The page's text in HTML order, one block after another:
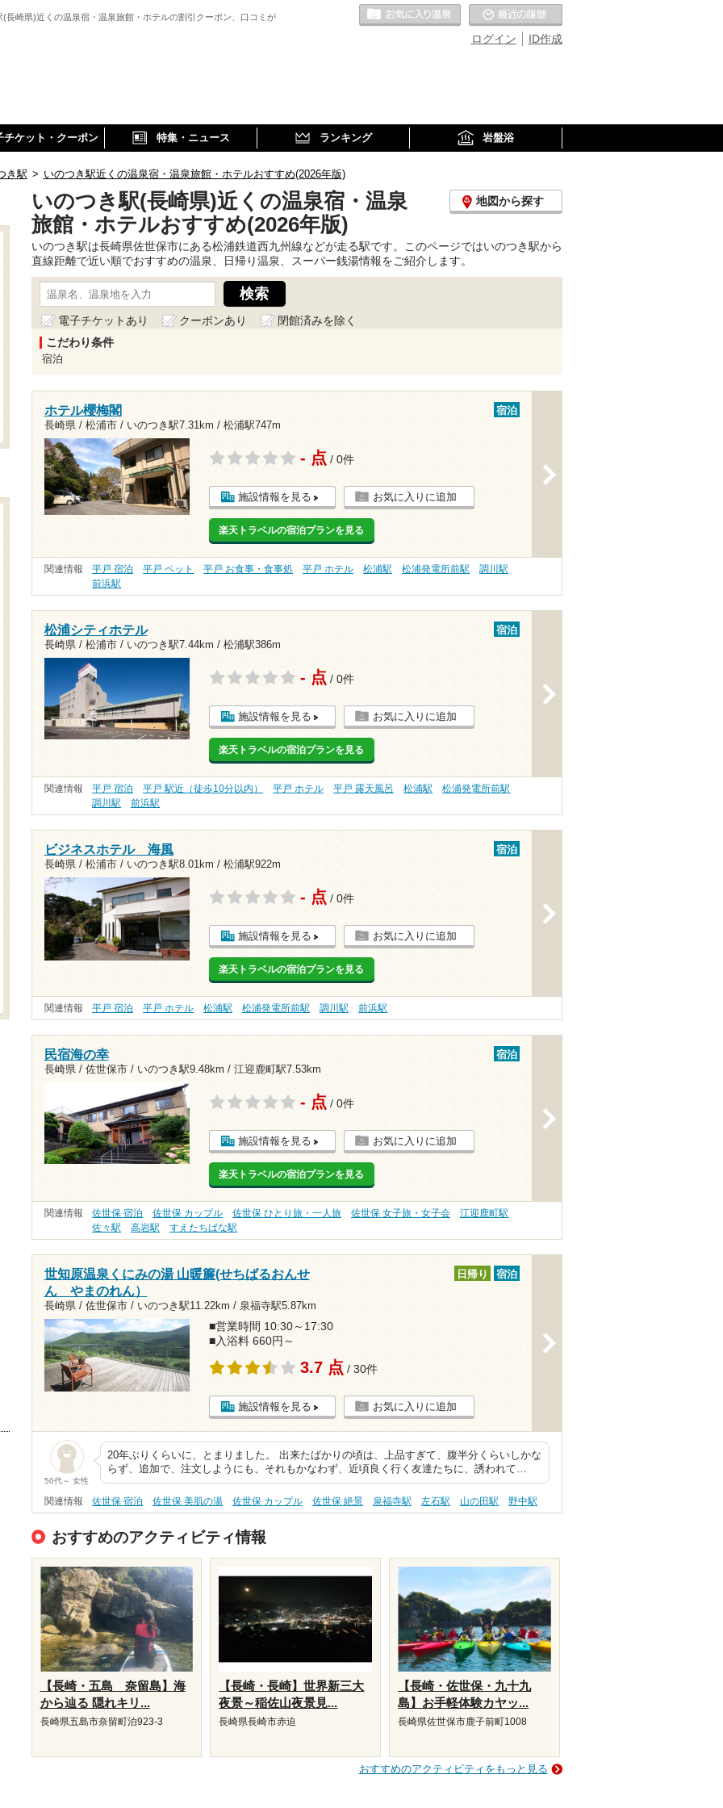
(長崎県)近くの温泉宿・温泉旅館・ホテルの割引クーポン、口コミが
ID作成
ログイン
お気に入りの温泉
チケット・クーポン 特集・ニュース ランキング 岩盤浴
き駅 > いのつき駅近くの温泉宿・温泉旅館・ホテルおすすめ(2026年版)
いのつき駅(長崎県)近くの温泉宿・温泉
旅館・ホテルおすすめ(2026年版)
地図から探す
いのつき駅は長崎県佐世保市にある松浦鉄道西九州線などが走る駅です。このページではいのつき駅から
直線距離で近い順でおすすめの温泉、日帰り温泉、スーパー銭湯情報をご紹介します。
電子チケットあり クーポンあり
閉館済みを除く
こだわり条件
宿泊
ホテル櫻梅閣
長崎県 / 松浦市 / いのつき駅7.31km / 松浦駅747m
宿泊
- 点 / 0件
施設情報を見る お気に入りに追加
楽天トラベルの宿泊プランを見る
関連情報 平戸 宿泊 平戸 ペット 平戸 お食事・食事処 平戸 ホテル 松浦駅 松浦発電所前駅
調川駅
前浜駅
松浦シティホテル
長崎県 / 松浦市 / いのつき駅7.44km / 松浦駅386m
宿泊
- 点 / 0件
施設情報を見る お気に入りに追加
楽天トラベルの宿泊プランを見る
関連情報 平戸 宿泊 平戸 駅近（徒歩10分以内） 平戸 ホテル 平戸 露天風呂 松浦駅
松浦発電所前駅
調川駅
前浜駅
ビジネスホテル 海風
長崎県 / 松浦市 / いのつき駅8.01km / 松浦駅922m
宿泊
- 点 / 0件
施設情報を見る お気に入りに追加
楽天トラベルの宿泊プランを見る
関連情報 平戸 宿泊 平戸 ホテル 松浦駅 松浦発電所前駅 調川駅 前浜駅
民宿海の幸
長崎県 / 佐世保市 / いのつき駅9.48km / 江迎鹿町駅7.53km
宿泊
- 点 / 0件
施設情報を見る お気に入りに追加
楽天トラベルの宿泊プランを見る
関連情報 佐世保 宿泊 佐世保 カップル 佐世保 ひとり旅・一人旅 佐世保 女子旅・女子会
江迎鹿町駅
佐々駅
高岩駅 すえたちばな駅
世知原温泉くにみの湯 山暖簾(せちばるおんせ
ん やまのれん）
長崎県 / 佐世保市 / いのつき駅11.22km / 泉福寺駅5.87km
日帰り 宿泊
■営業時間 10:30～17:30
■入浴料 660円～
3.7 点 / 30件
施設情報を見る お気に入りに追加
50代～ 女性
20年ぶりくらいに、とまりました。 出来たばかりの頃は、上品すぎて、腹半分くらいしかな
らず、追加で、注文しようにも、それもかなわず、近頃良く行く友達たちに、誘われて…
関連情報 佐世保 宿泊 佐世保 美肌の湯 佐世保 カップル 佐世保 絶景 泉福寺駅 左石駅 山の田駅 野中駅
おすすめのアクティビティ情報
【長崎・五島 奈留島】海
から辿る 隠れキリ...
長崎県五島市奈留町泊923-3
【長崎・長崎】世界新三大
夜景～稲佐山夜景見...
長崎県長崎市赤迫
【長崎・佐世保・九十九
島】お手軽体験カヤッ...
長崎県佐世保市鹿子前町1008
おすすめのアクティビティをもっと見る